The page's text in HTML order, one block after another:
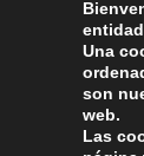
Una
son
web.
Las